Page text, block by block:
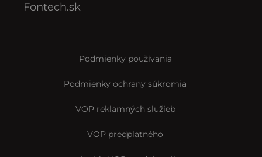
Fontech.sk
Podmienky používania
Podmienky ochrany súkromia
VOP reklamných služieb
VOP predplatného